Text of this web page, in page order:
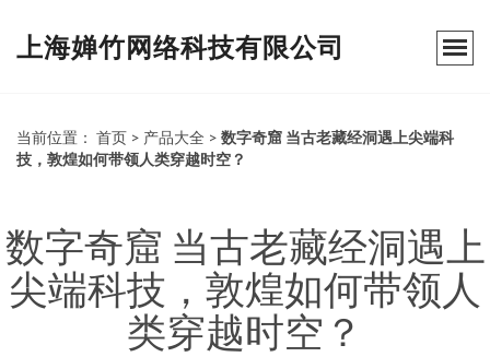
上海婵竹网络科技有限公司
当前位置： 首页 > 产品大全 > 数字奇窟 当古老藏经洞遇上尖端科
技，敦煌如何带领人类穿越时空？
数字奇窟 当古老藏经洞遇上
尖端科技，敦煌如何带领人
类穿越时空？